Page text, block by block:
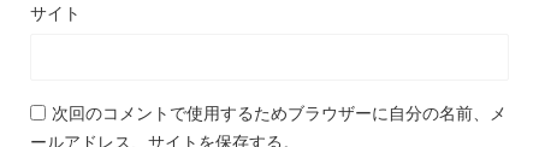
サイト
次回のコメントで使用するためブラウザーに自分の名前、メ
ールアドレス、サイトを保存する。